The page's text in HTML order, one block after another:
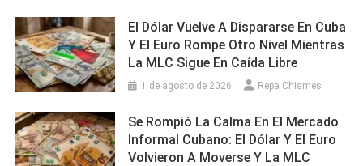
El Dólar Vuelve A Dispararse En Cuba
Y El Euro Rompe Otro Nivel Mientras
La MLC Sigue En Caída Libre
1 de agosto de 2026 Repa Chismes
Se Rompió La Calma En El Mercado
Informal Cubano: El Dólar Y El Euro
Volvieron A Moverse Y La MLC